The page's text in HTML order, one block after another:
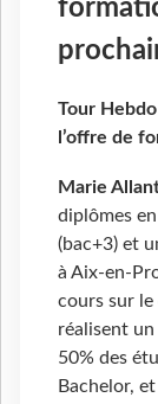
Tour
l’offre de
Marie
diplômes
(bac+3) et
à Aix-en-
cours sur
réalisent
50% des
Bachelor,